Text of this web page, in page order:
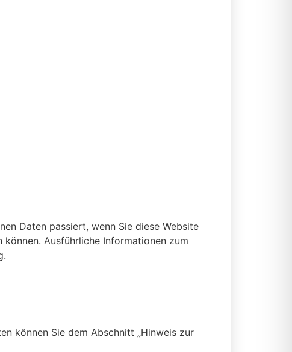
Daten passiert, wenn Sie diese Website
Ausführliche Informationen zum
können Sie dem Abschnitt „Hinweis zur